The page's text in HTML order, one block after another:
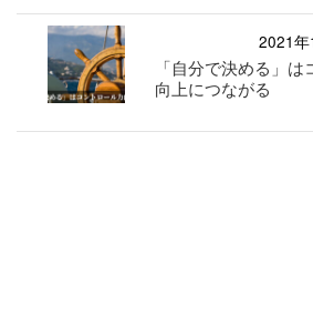
2021
「自分で決める」
向上につながる